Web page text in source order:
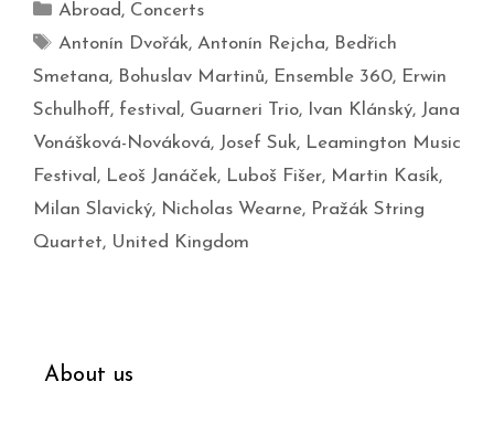
Abroad, Concerts
Antonín Dvořák,Antonín Rejcha, Bedřich
Smetana, Bohuslav Martinů, Ensemble 360, Erwin
Schulhoff, festival , Guarneri Trio, Ivan Klánský, Jana
Vonášková-Nováková, Josef Suk, Leamington Music
Festival , Leoš Janáček, Luboš Fišer, Martin Kasík,
Milan Slavický, Nicholas Wearne, Pražák String
Quartet, United Kingdom
About us